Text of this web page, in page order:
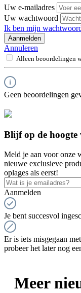
Uw e-mailadres
Uw wachtwoord
Ik ben mijn
Aanmelden
Annuleren
Alleen beoordelingen
Geen beoordelingen
Blijf op de hoogte
Meld je aan voor onze
nieuwe exclusieve
oplages als eerst!
Aanmelden
Je bent succesvol
Er is iets misgegaan
probeer het later nog
Meer